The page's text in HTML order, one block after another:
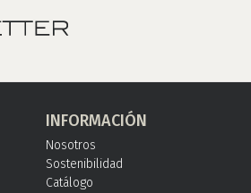
INFORMACIÓN
Nosotros
Sostenibilidad
Catálogo